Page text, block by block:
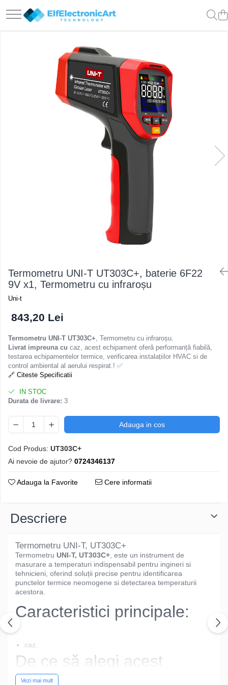
Toate Produsele
Instrumente de masura si control
Clesti Ampermetrici
Osciloscoape B&K PRECISION
Osciloscoape HANTEK
Osciloscoape KEYSIGHT
Osciloscoape OWON
Osciloscoape ROHDE & SCHWARZ
Osciloscoape TELEDYNE LECROY
Osciloscoape UNI-T
Termometru UNI-T UT303C+, baterie 6F22
9V x1, Termometru cu infraroșu
Uni-t
843,20 Lei
Termometru UNI-T UT303C+, Termometru cu infraroșu.
Livrat impreuna cu caz, acest echipament oferă performanță fiabilă,
testarea echipamentelor termice, verificarea instalațiilor HVAC si de
control ambiental al aerului respirat.! ✅
🔗 Citeste Specificatii
IN STOC
Durata de livrare: 3
Adauga in cos
Cod Produs: UT303C+
Ai nevoie de ajutor? 0724346137
Adauga la Favorite Cere informatii
Descriere
Termometru UNI-T, UT303C+
Termometru UNI-T, UT303C+ , este un instrument de
masurare a temperaturi indispensabil pentru ingineri si
tehnicieni, oferind soluții precise pentru identificarea
punctelor termice neomogene si detectarea temperaturii
acestora.
Caracteristici principale:
caz.
De ce să alegi acest
Vezi mai mult